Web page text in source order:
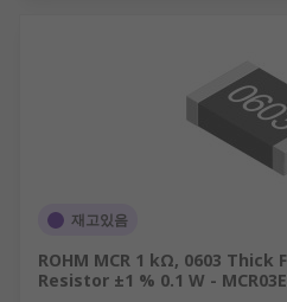
재고있음
ROHM MCR 1 kΩ, 0603
Resistor ±1 % 0.1 W -